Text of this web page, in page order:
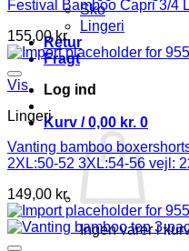
Sko
Lingeri
Retur
Fragt
Log ind
Kurv /0,00 kr. 0
Ingen varer i
Festival Bamboo Capri 3/4
155,00 kr.
Vis
Lingeri
Vanting bamboo
2XL:50-52 3XL:54-56 vejl:
149,00 kr.